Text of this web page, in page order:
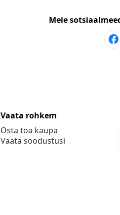
Meie
Vaata rohkem
Osta toa kaupa
Vaata soodustusi